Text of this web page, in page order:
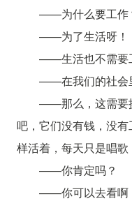
——为什么要工作
——为了生活呀！
——生活也不需要
——在我们的社会
——那么，这需要
吧，它们没有钱，没
样活着，每天只是唱歌
——你肯定吗？
——你可以去看啊